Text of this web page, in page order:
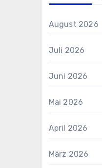
August 2026
Juli 2026
Juni 2026
Mai 2026
April 2026
März 2026